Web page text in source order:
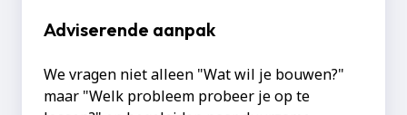
Adviserende aanpak
We vragen niet alleen "Wat wil je bouwen?"
maar "Welk probleem probeer je op te